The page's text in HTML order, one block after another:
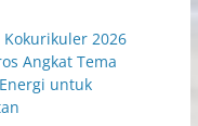
Kokurikuler 2026
Angkat Tema
untuk